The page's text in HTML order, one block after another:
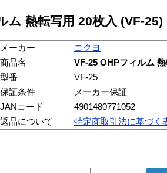
ム 熱転写用 20枚入 (VF-25)
メーカー
コクヨ
商品名
VF-25 OHPフィルム
型番
VF-25
保証条件
メーカー保証
JANコード
4901480771052
返品について
特定商取引法に基づく